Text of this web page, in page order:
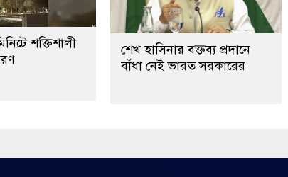
শক্তিশালী
শেখ হাসিনার বক্তব্য প্রদানে
বাঁধা নেই ভারত সরকারের